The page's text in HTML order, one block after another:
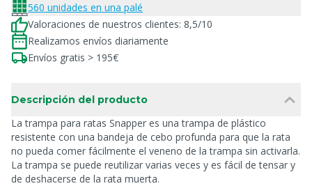
560 unidades en una palé
Valoraciones de nuestros clientes: 8,5/10
Realizamos envíos diariamente
Envíos gratis > 195€
Descripción del producto
La trampa para ratas Snapper es una trampa de plástico
resistente con una bandeja de cebo profunda para que la rata
no pueda comer fácilmente el veneno de la trampa sin activarla.
La trampa se puede reutilizar varias veces y es fácil de tensar y
de deshacerse de la rata muerta.